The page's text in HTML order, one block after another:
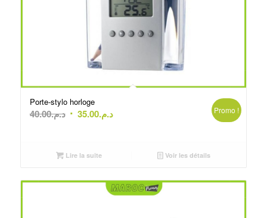
Porte-stylo horloge
د.م.40.00
Le
était :
د.م.35.00
Le
Promo !
Lire la suite Voir les détails